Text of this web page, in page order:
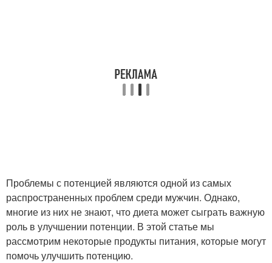
Проблемы с потенцией являются одной из самых
распространенных проблем среди мужчин. Однако,
многие из них не знают, что диета может сыграть важную
роль в улучшении потенции. В этой статье мы
рассмотрим некоторые продукты питания, которые могут
помочь улучшить потенцию.